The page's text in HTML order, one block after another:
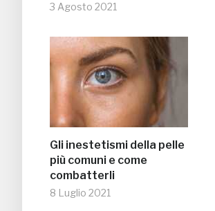
3 Agosto 2021
Gli inestetismi della pelle
più comuni e come
combatterli
8 Luglio 2021